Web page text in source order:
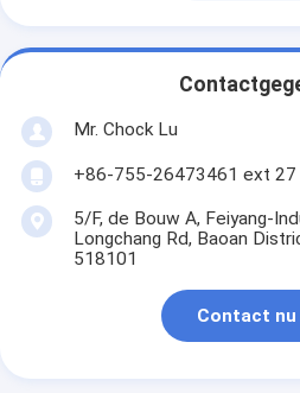
Mr. Chock Lu
+86-755-26473461 ext 27
5/F, de Bouw A, Feiyang-
Longchang Rd, Baoan
518101
Contact nu